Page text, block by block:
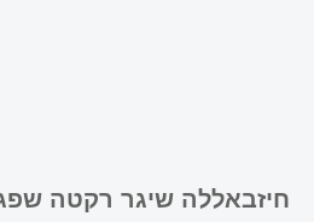
חיזבאללה שיגר רקטה